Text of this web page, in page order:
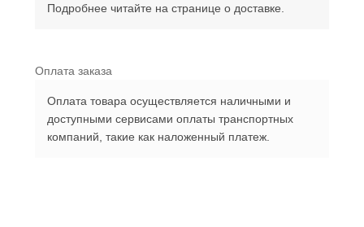
Подробнее читайте на странице о доставке.
Оплата заказа
Оплата товара осуществляется наличными и
доступными сервисами оплаты транспортных
компаний, такие как наложенный платеж.